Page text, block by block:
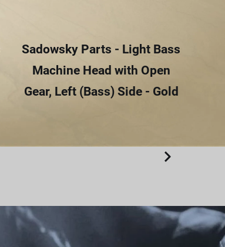
Sadowsky Parts - Light Bass
Machine Head with Open
Gear, Left (Bass) Side - Gold